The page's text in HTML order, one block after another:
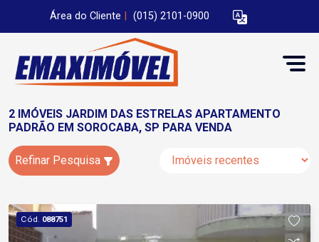
Área do Cliente (015) 2101-0900
2 IMÓVEIS JARDIM DAS ESTRELAS APARTAMENTO
PADRÃO EM SOROCABA, SP PARA VENDA
Refinar Pesquisa
Cód. 088751